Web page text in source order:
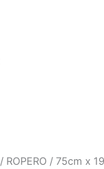
/ ROPERO / 75cm x